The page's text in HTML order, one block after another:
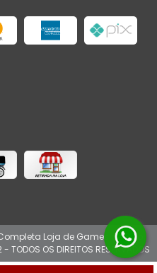
Loja de Games de Belo
OS DIREITOS RESERVADOS